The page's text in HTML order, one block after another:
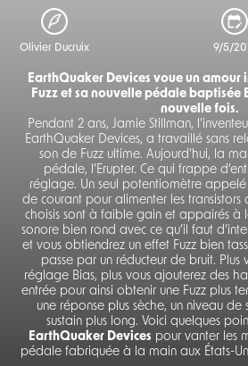
Olivier Ducruix 9/5/
EarthQuaker Devices voue un
Fuzz et sa nouvelle pédale baptisée
nouvelle fois.
Pendant 2 ans, Jamie Stillman,
EarthQuaker Devices, a travaillé sans
son de Fuzz ultime. Aujourd’hui, la
pédale, l’Erupter. Ce qui frappe
réglage. Un seul potentiomètre
de courant pour alimenter les transistors
choisis sont à faible gain et appairés à
sonore bien rond avec ce qu’il faut
et vous obtiendrez un effet Fuzz bien
passe par un réducteur de bruit. Plus
réglage Bias, plus vous ajouterez des
entrée pour ainsi obtenir une Fuzz plus
une réponse plus sèche, un niveau de
sustain plus long. Voici quelques
EarthQuaker Devices pour vanter les
pédale fabriquée à la main aux États-